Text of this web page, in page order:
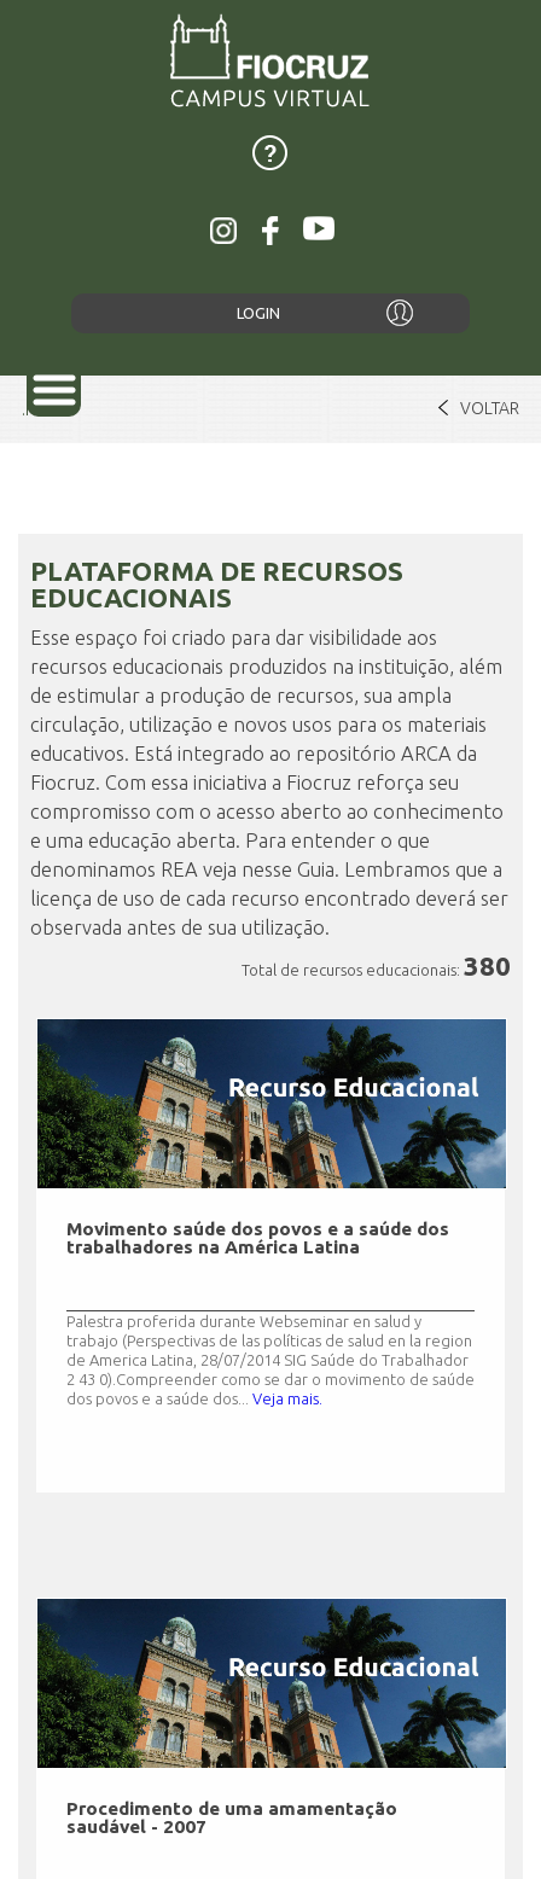
LOGIN
ENSINO
CURSOS
PLATAFORMAS
DOCUMENTOS
DOCENTES
INSCRIÇÃO E SELEÇÃO
CONTATO
Home VOLTAR
PLATAFORMA DE RECURSOS
EDUCACIONAIS
Esse espaço foi criado para dar visibilidade aos
recursos educacionais produzidos na instituição, além
de estimular a produção de recursos, sua ampla
circulação, utilização e novos usos para os materiais
educativos. Está integrado ao repositório ARCA da
Fiocruz. Com essa iniciativa a Fiocruz reforça seu
compromisso com o acesso aberto ao conhecimento
e uma educação aberta. Para entender o que
denominamos REA veja nesse Guia. Lembramos que a
licença de uso de cada recurso encontrado deverá ser
observada antes de sua utilização.
Total de recursos educacionais: 380
Movimento saúde dos povos e a saúde dos
trabalhadores na América Latina
Palestra proferida durante Webseminar en salud y
trabajo (Perspectivas de las políticas de salud en la region
de America Latina, 28/07/2014 SIG Saúde do Trabalhador
2 43 0).Compreender como se dar o movimento de saúde
dos povos e a saúde dos... Veja mais.
Procedimento de uma amamentação
saudável - 2007